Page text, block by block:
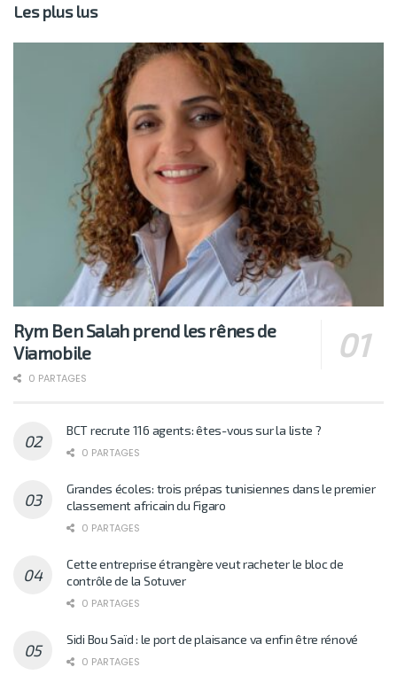
Les plus lus
Rym Ben Salah prend les rênes de
Viamobile
0 PARTAGES
BCT recrute 116 agents: êtes-vous sur la liste ?
0 PARTAGES
Grandes écoles: trois prépas tunisiennes dans le premier
classement africain du Figaro
0 PARTAGES
Cette entreprise étrangère veut racheter le bloc de
contrôle de la Sotuver
0 PARTAGES
Sidi Bou Saïd : le port de plaisance va enfin être rénové
0 PARTAGES